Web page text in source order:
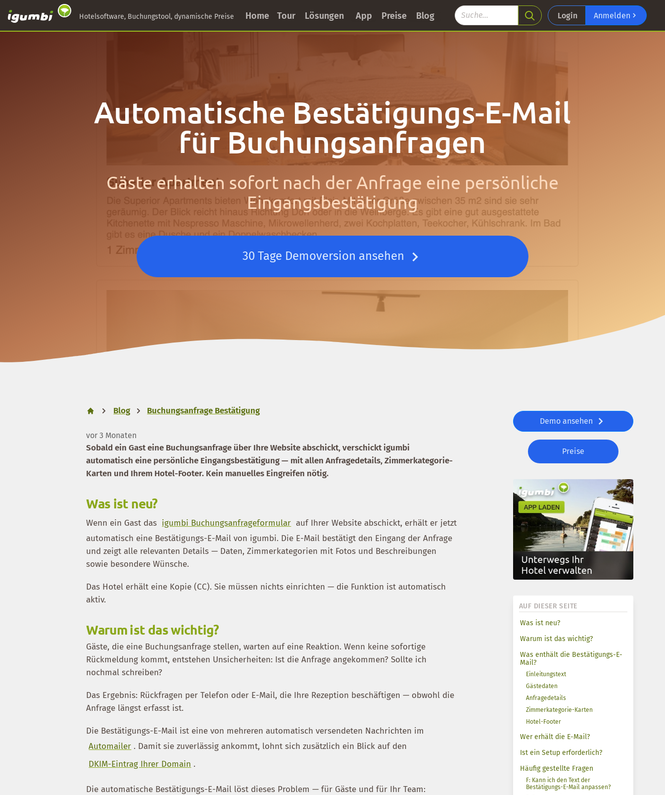
Hotelsoftware, Buchungstool, dynamische Preise Home Tour Lösungen App Preise Blog Login Anmelden
Automatische Bestätigungs-E-Mail
für Buchungsanfragen
Gäste erhalten sofort nach der Anfrage eine persönliche
Eingangsbestätigung
30 Tage Demoversion ansehen
Blog Buchungsanfrage Bestätigung
vor 3 Monaten
Sobald ein Gast eine Buchungsanfrage über Ihre Website abschickt, verschickt igumbi
automatisch eine persönliche Eingangsbestätigung — mit allen Anfragedetails, Zimmerkategorie-
Karten und Ihrem Hotel-Footer. Kein manuelles Eingreifen nötig.
Was ist neu?
Wenn ein Gast das igumbi Buchungsanfrageformular auf Ihrer Website abschickt, erhält er jetzt
automatisch eine Bestätigungs-E-Mail von igumbi. Die E-Mail bestätigt den Eingang der Anfrage
und zeigt alle relevanten Details — Daten, Zimmerkategorien mit Fotos und Beschreibungen
sowie besondere Wünsche.
Das Hotel erhält eine Kopie (CC). Sie müssen nichts einrichten — die Funktion ist automatisch
aktiv.
Warum ist das wichtig?
Gäste, die eine Buchungsanfrage stellen, warten auf eine Reaktion. Wenn keine sofortige
Rückmeldung kommt, entstehen Unsicherheiten: Ist die Anfrage angekommen? Sollte ich
nochmal schreiben?
Das Ergebnis: Rückfragen per Telefon oder E-Mail, die Ihre Rezeption beschäftigen — obwohl die
Anfrage längst erfasst ist.
Die Bestätigungs-E-Mail ist eine von mehreren automatisch versendeten Nachrichten im
Automailer . Damit sie zuverlässig ankommt, lohnt sich zusätzlich ein Blick auf den
DKIM-Eintrag Ihrer Domain .
Die automatische Bestätigungs-E-Mail löst dieses Problem — für Gäste und für Ihr Team:
Demo ansehen
Preise
AUF DIESER SEITE
Was ist neu?
Warum ist das wichtig?
Was enthält die Bestätigungs-E-
Mail?
Einleitungstext
Gästedaten
Anfragedetails
Zimmerkategorie-Karten
Hotel-Footer
Wer erhält die E-Mail?
Ist ein Setup erforderlich?
Häufig gestellte Fragen
F: Kann ich den Text der
Bestätigungs-E-Mail anpassen?